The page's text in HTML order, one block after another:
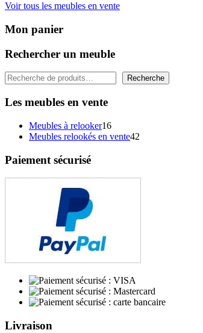
Voir tous les meubles en vente
Mon panier
Rechercher un meuble
Rechercher Recherche
Les meubles en vente
Meubles à relooker1616
produits
Meubles relookés en vente42
Paiement sécurisé
Livraison